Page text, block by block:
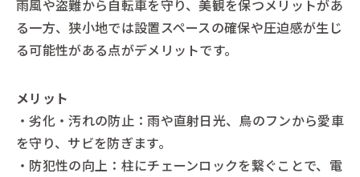
雨風や盗難から自転車を守り、美観を保つメリットがあ
る一方、狭小地では設置スペースの確保や圧迫感が生じ
る可能性がある点がデメリットです。
メリット
・劣化・汚れの防止：雨や直射日光、鳥のフンから愛車
を守り、サビを防ぎます。
・防犯性の向上：柱にチェーンロックを繋ぐことで、電